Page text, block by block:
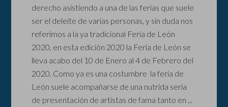
derecho asistiendo a una de las ferias que suele
ser el deleite de varias personas, y sin duda nos
referimos a la ya tradicional Feria de León
2020, en esta edición 2020 la Feria de León se
lleva acabo del 10 de Enero al 4 de Febrero del
2020. Como ya es una costumbre la feria de
León suele acompañarse de una nutrida seria
de presentación de artistas de fama tanto en ...